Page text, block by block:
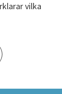
vilka